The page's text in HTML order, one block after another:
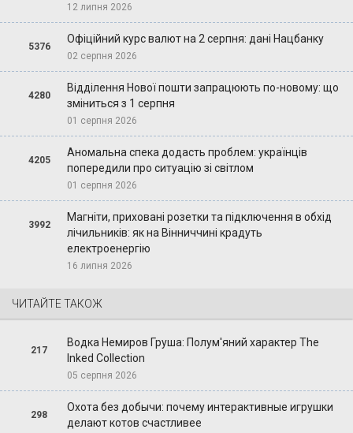
12 липня 2026
5376
Офіційний курс валют на 2 серпня: дані Нацбанку
02 серпня 2026
4280
Відділення Нової пошти запрацюють по-новому: що
зміниться з 1 серпня
01 серпня 2026
4205
Аномальна спека додасть проблем: українців
попередили про ситуацію зі світлом
01 серпня 2026
3992
Магніти, приховані розетки та підключення в обхід
лічильників: як на Вінниччині крадуть
електроенергію
16 липня 2026
ЧИТАЙТЕ ТАКОЖ
217
Водка Немиров Груша: Полум'яний характер The
Inked Collection
05 серпня 2026
298
Охота без добычи: почему интерактивные игрушки
делают котов счастливее